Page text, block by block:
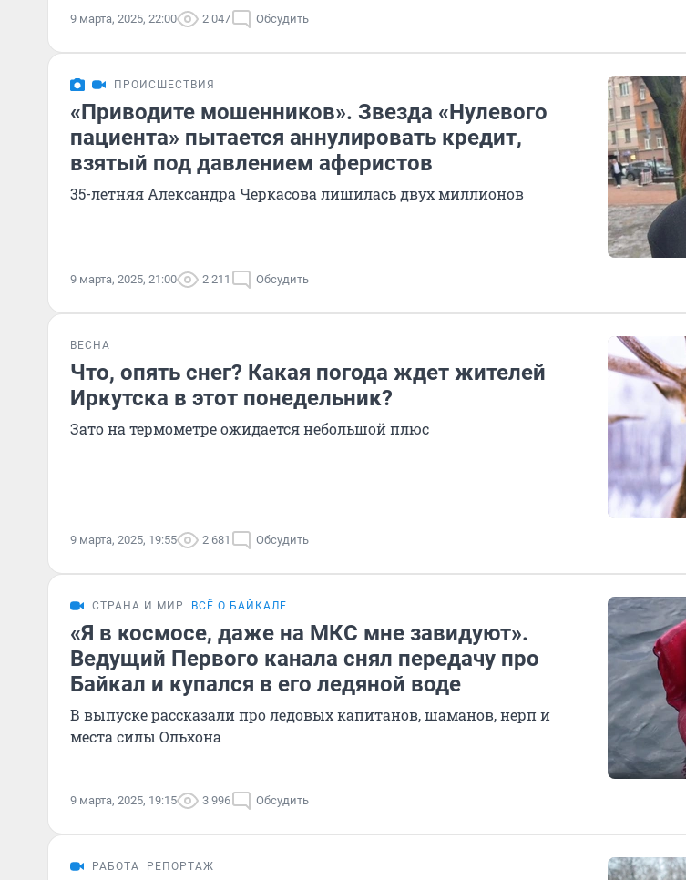
9 марта, 2025, 22:00 2 047 Обсудить
ПРОИСШЕСТВИЯ
«Приводите мошенников». Звезда «Нулевого
пациента» пытается аннулировать кредит,
взятый под давлением аферистов
35-летняя Александра Черкасова лишилась двух миллионов
9 марта, 2025, 21:00 2 211 Обсудить
ВЕСНА
Что, опять снег? Какая погода ждет жителей
Иркутска в этот понедельник?
Зато на термометре ожидается небольшой плюс
9 марта, 2025, 19:55 2 681 Обсудить
СТРАНА И МИР ВСЁ О БАЙКАЛЕ
«Я в космосе, даже на МКС мне завидуют».
Ведущий Первого канала снял передачу про
Байкал и купался в его ледяной воде
В выпуске рассказали про ледовых капитанов, шаманов, нерп и
места силы Ольхона
9 марта, 2025, 19:15 3 996 Обсудить
РАБОТА РЕПОРТАЖ